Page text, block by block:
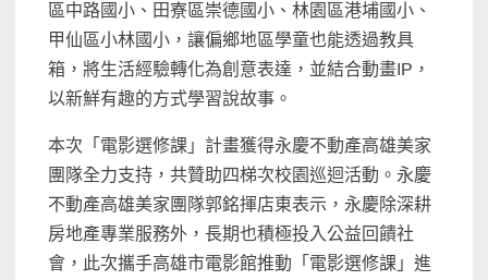
區中路國小、田寮區崇德國小、林園區港埔國小、
甲仙區小林國小，讓偏鄉地區學童也能透過教具
箱，將生活經驗轉化為創意表達，並結合動畫IP，
以新鮮有趣的方式學習說故事。
本次「電影選修課」計畫獲得永慶不動產高雄美家
團隊全力支持，共贊助四梯次校園巡迴活動。永慶
不動產高雄美家團隊郭銘揮店東表示，永慶除深耕
房地產專業服務外，長期也積極投入公益回饋社
會，此次攜手高雄市電影館推動「電影選修課」進